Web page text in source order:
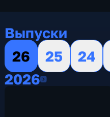
Выпуски
26
25 24
20262026